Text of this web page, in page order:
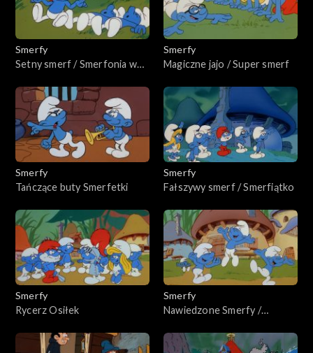
Smerfy
Setny smerf / Smerfonia w
Smerfy
Magiczne jajo / Super smerf
Smerfy
Tańczące buty Smerfetki
Smerfy
Fałszywy smerf / Smerfiątko
Smerfy
Rycerz Osiłek
Smerfy
Nawiedzone Smerfy /